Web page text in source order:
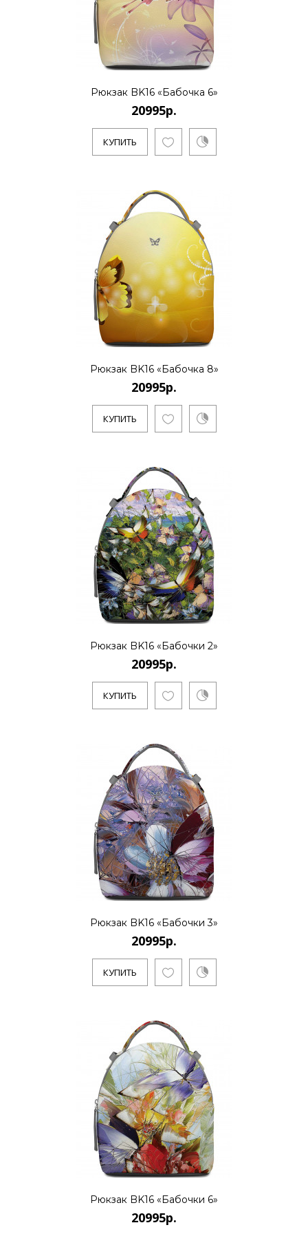
..
КУПИТЬ
КУПИТЬ
20995р.
Рюкзак BK16 «Бабочка 6»
20995р.
КУПИТЬ
Рюкзак BK16 «Бабочка 8»
20995р.
КУПИТЬ
Рюкзак BK16 «Бабочки 2»
20995р.
КУПИТЬ
Рюкзак BK16 «Бабочки 3»
20995р.
КУПИТЬ
Рюкзак BK16 «Бабочки 6»
20995р.